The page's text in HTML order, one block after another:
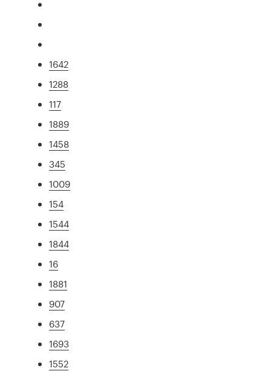
1642
1288
117
1889
1458
345
1009
154
1544
1844
16
1881
907
637
1693
1552